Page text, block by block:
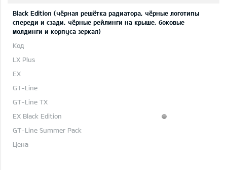
Black Edition (чёрная решётка радиатора, чёрные логотипы
спереди и сзади, чёрные рейлинги на крыше, боковые
молдинги и корпуса зеркал)